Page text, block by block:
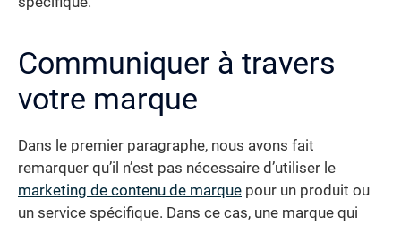
Communiquer à travers
votre marque
Dans le premier paragraphe, nous avons fait
remarquer qu’il n’est pas nécessaire d’utiliser le
marketing de contenu de marque pour un produit ou
un service spécifique. Dans ce cas, une marque qui